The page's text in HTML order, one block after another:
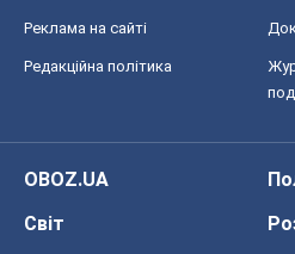
Реклама на сайті
Редакційна політика
OBOZ.UA
Світ